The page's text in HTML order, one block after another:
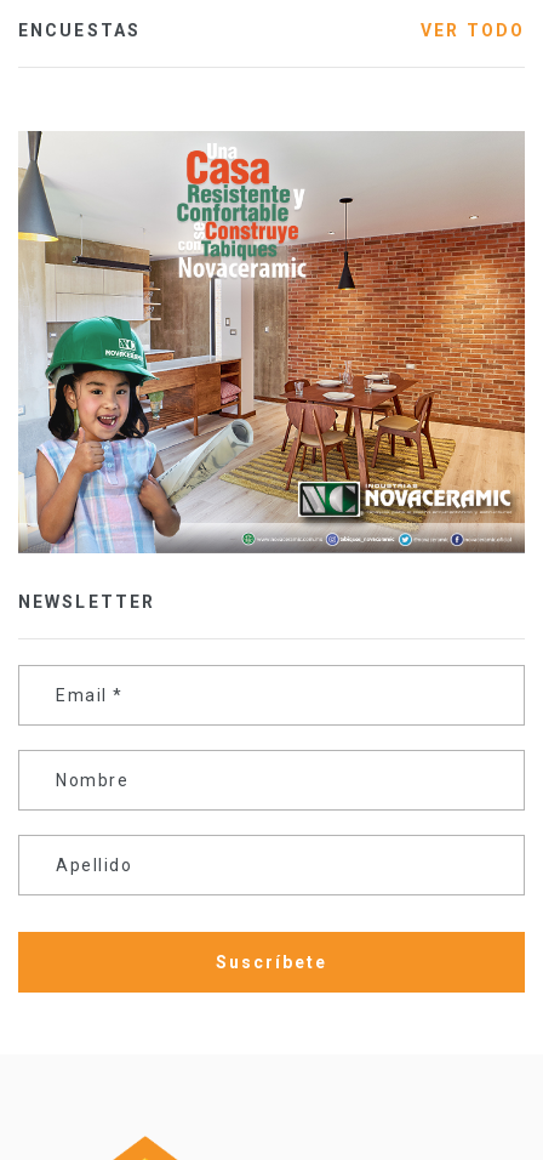
ENCUESTAS VER TODO
NEWSLETTER
Email *
Nombre
Apellido